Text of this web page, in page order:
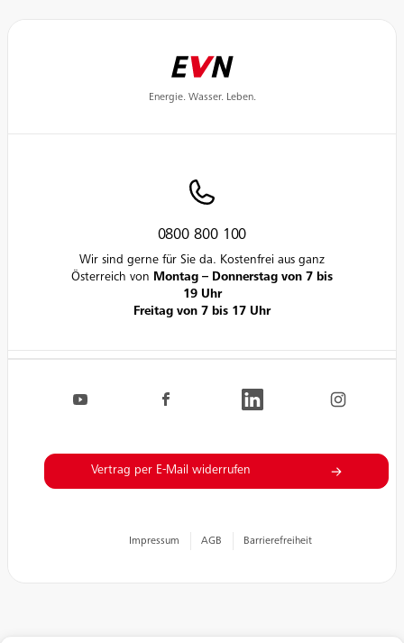
Energie. Wasser. Leben.
0800 800 100
Wir sind gerne für Sie da. Kostenfrei aus ganz
Österreich von Montag – Donnerstag von 7 bis
19 Uhr
Freitag von 7 bis 17 Uhr
Impressum AGB Barrierefreiheit
Vertrag per E-Mail widerrufen
Navigation.FooterSocialLinksLabel